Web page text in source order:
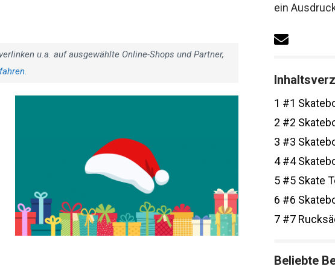
u.a. auf ausgewählte Online-Shops und Partner,
.
ist ein
#1
#2
#3
#4
#5 Skate
#6
#7
Beliebte